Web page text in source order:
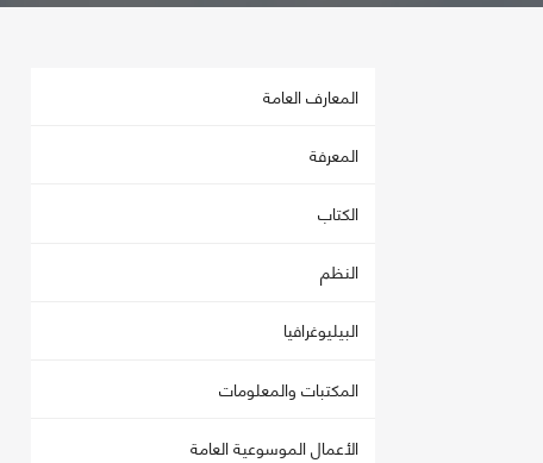
المعارف العامة
المعرفة
الكتاب
النظم
البيليوغرافيا
المكتبات والمعلومات
الأعمال الموسوعية العامة